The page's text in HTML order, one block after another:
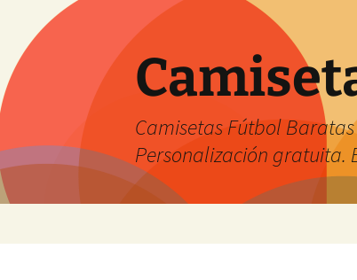
Camisetas Fútbol
Personalización gratuita.